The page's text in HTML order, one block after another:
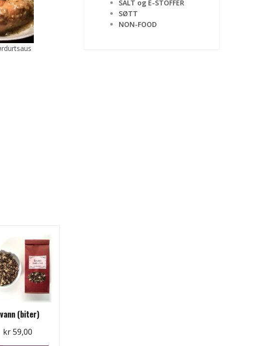
(biter)
kr59,00
SALT og E-STOFFER
SØTT
NON-FOOD